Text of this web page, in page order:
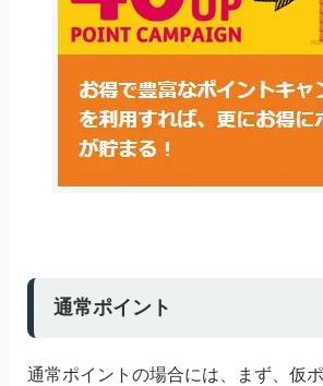
通常ポイント
通常ポイントの場合には、まず、仮